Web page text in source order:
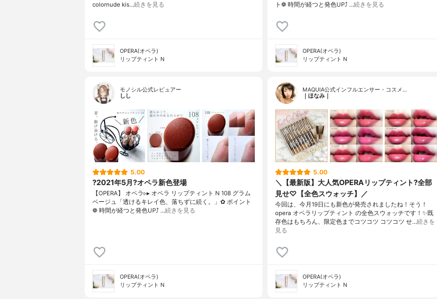
colornude kis…続きを見る
OPERA(オペラ)
リップティント N
ト❁︎ 時間が経つと発色UP⤴ …続きを見る
OPERA(オペラ)
リップティント N
モノシル公式レビュアー
しし
5.00
?2021年5月?オペラ新色登場
【OPERA】 オペラ▹▸ オペラ リップティント N 108 グラム
ベージュ「透けるキレイ色、落ちずに続く。」✿ ポイント
❁︎ 時間が経つと発色UP⤴ …続きを見る
OPERA(オペラ)
リップティント N
MAQUIA公式インフルエンサー・コスメ…
｜ほなみ｜
5.00
＼【最新版】大人気OPERAリップティント?全部
見せ♡【全色スウォッチ】／
今回は、今月19日にも新色が発売されましたね！そう！
opera オペラリップティント の全色スウォッチです！✨既
存色はもちろん、限定色までコツコツ コツコツ せ…続きを
見る
OPERA(オペラ)
リップティント N